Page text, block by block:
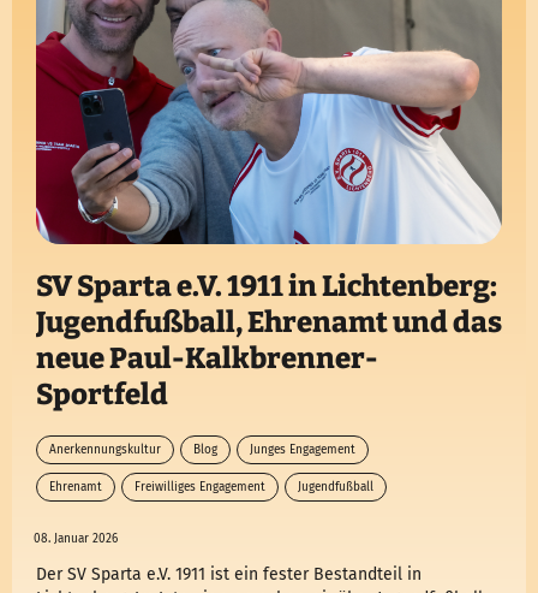
SV Sparta e.V. 1911 in Lichtenberg:
Jugendfußball, Ehrenamt und das
neue Paul-Kalkbrenner-
Sportfeld
Anerkennungskultur Blog Junges Engagement
Ehrenamt Freiwilliges Engagement Jugendfußball
08. Januar 2026
Der SV Sparta e.V. 1911 ist ein fester Bestandteil in